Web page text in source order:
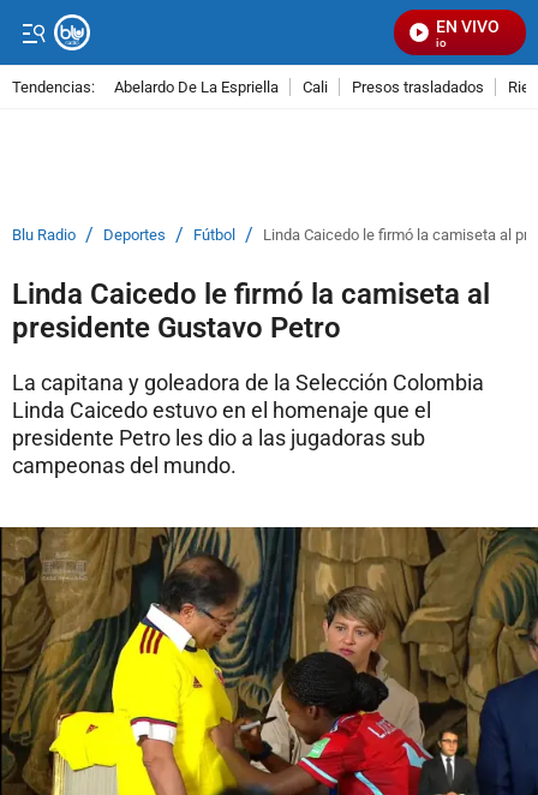
EN VIVO
Tendencias: Abelardo De La Espriella Cali Presos trasladados
Blu Radio / Deportes / Fútbol / Linda Caicedo le firmó la camiseta al
Linda Caicedo le firmó la camiseta al
presidente Gustavo Petro
La capitana y goleadora de la Selección Colombia
Linda Caicedo estuvo en el homenaje que el
presidente Petro les dio a las jugadoras sub
campeonas del mundo.